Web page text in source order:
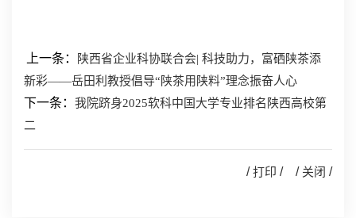
上一条：
陕西省企业科协联合会| 科技助力，富硒陕茶添
新彩——岳田利教授倡导“陕茶用陕料”理念振奋人心
下一条： 我院跻身2025软科中国大学专业排名陕西高校第
二
/打印 / / 关闭 /